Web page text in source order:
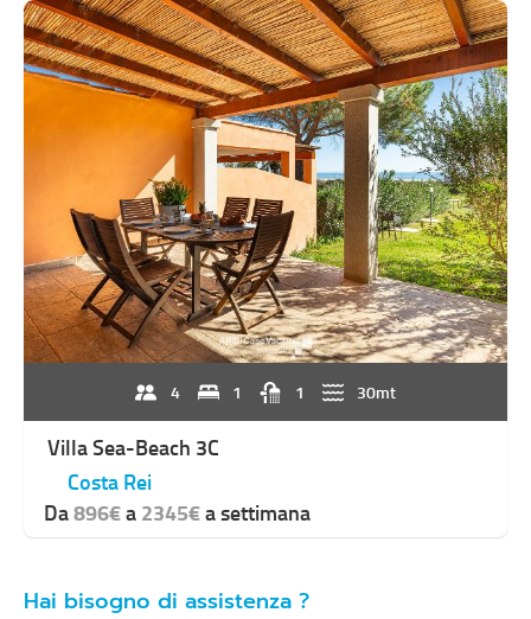
4 1 1 30mt
Villa Sea-Beach 3C
Costa Rei
Da896€a2345€a settimana
Hai bisogno di assistenza ?